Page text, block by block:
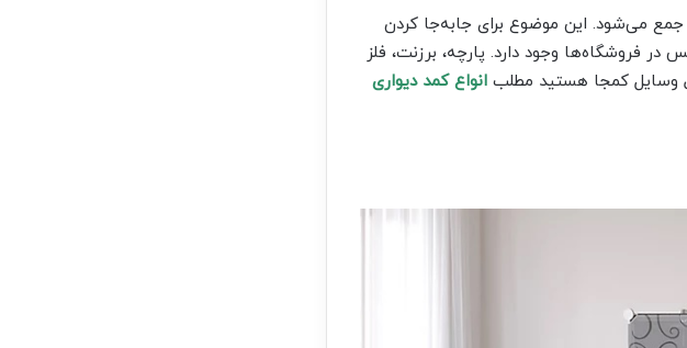
می‌شود. این موضوع برای جابه‌جا کردن
فروشگاه‌ها وجود دارد. پارچه، برزنت، فلز
وسایل کمجا هستید مطلب انواع کمد دیواری